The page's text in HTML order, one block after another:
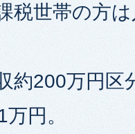
税世帯の方
約200万円
円。